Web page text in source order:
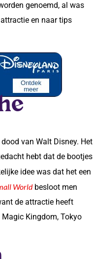
genoemd, al was
en naar tips
van Walt Disney. Het
hebt dat de bootjes
idee was dat het een
Worldbesloot men
de attractie heeft
Magic Kingdom, Tokyo